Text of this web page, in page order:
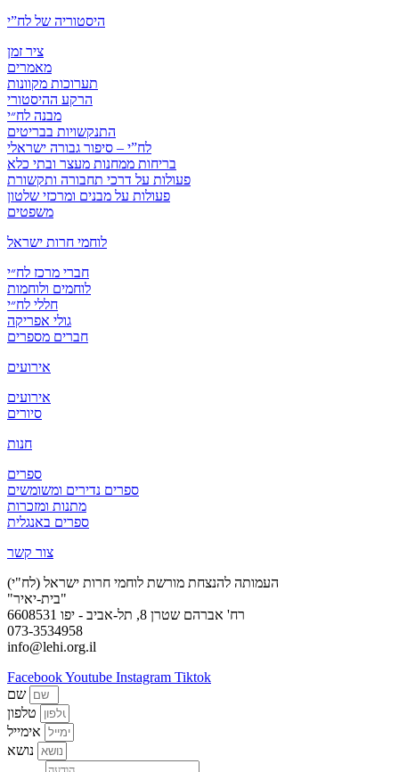
היסטוריה של לח”י
ציר זמן
מאמרים
תערוכות מקוונות
הרקע ההיסטורי
מבנה לח״י
התנקשויות בבריטים
לח”י – סיפור גבורה ישראלי
בריחות ממחנות מעצר ובתי כלא
פעולות על דרכי תחבורה ותקשורת
פעולות על מבנים ומרכזי שלטון
משפטים
לוחמי חרות ישראל
חברי מרכז לח״י
לוחמים ולוחמות
חללי לח״י
גולי אפריקה
חברים מספרים
אירועים
אירועים
סיורים
חנות
ספרים
ספרים נדירים ומשומשים
מתנות ומזכרות
ספרים באנגלית
צור קשר
העמותה להנצחת מורשת לוחמי חרות ישראל (לח"י)
"בית-יאיר"
רח' אברהם שטרן 8, תל-אביב - יפו 6608531
073-3534958
info@lehi.org.il
FacebookYoutube Instagram Tiktok